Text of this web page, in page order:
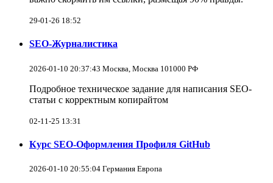
29-01-26 18:52
SEO-Журналистика
2026-01-10 20:37:43 Москва, Москва 101000 РФ
Подробное техническое задание для написания SEO-
статьи с корректным копирайтом
02-11-25 13:31
Курс SEO-Оформления Профиля GitHub
2026-01-10 20:55:04 Германия Европа